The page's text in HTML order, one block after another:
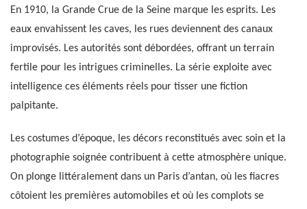
En 1910, la Grande Crue de la Seine marque les esprits. Les
eaux envahissent les caves, les rues deviennent des canaux
improvisés. Les autorités sont débordées, offrant un terrain
fertile pour les intrigues criminelles. La série exploite avec
intelligence ces éléments réels pour tisser une fiction
palpitante.
Les costumes d’époque, les décors reconstitués avec soin et la
photographie soignée contribuent à cette atmosphère unique.
On plonge littéralement dans un Paris d’antan, où les fiacres
côtoient les premières automobiles et où les complots se